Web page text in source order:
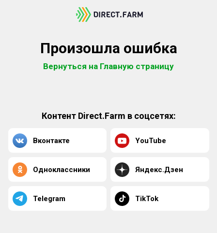
Произошла ошибка
Вернуться на Главную страницу
Контент Direct.Farm в соцсетях:
Вконтакте YouTube
Одноклассники Яндекс.Дзен
Telegram TikTok